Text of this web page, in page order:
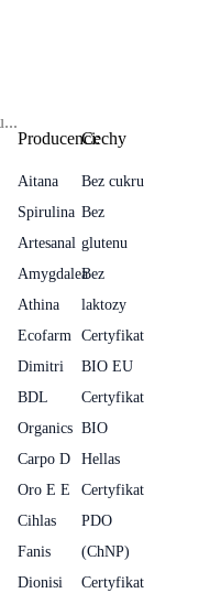
Producenci:
Aitana
Spirulina
Artesanal
Amygdalea
Athina
Ecofarm
Dimitri
BDL
Organics
Carpo D
Oro E E
Cihlas
Fanis
Dionisi
Cechy
Bez cukru
Bez
glutenu
Bez
laktozy
Certyfikat
BIO EU
Certyfikat
BIO
Hellas
Certyfikat
PDO
(ChNP)
Certyfikat